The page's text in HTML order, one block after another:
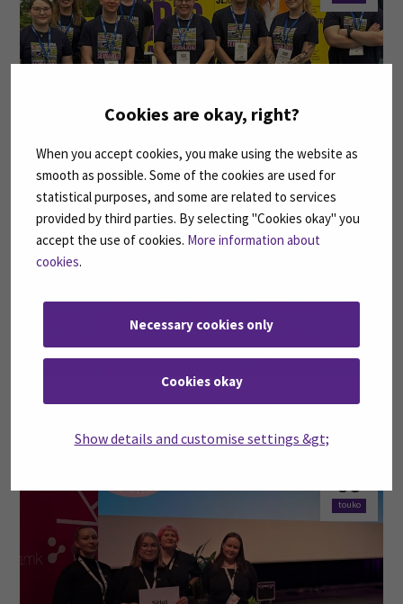
Cookies are okay, right?
When you accept cookies, you make using the website as
smooth as possible. Some of the cookies are used for
statistical purposes, and some are related to services
provided by third parties. By selecting "Cookies okay" you
accept the use of cookies. More information about
cookies.
Necessary cookies only
Cookies okay
Show details and customise settings &gt;
Restonomiopiskelijat Lakeus kokkaa 2024 -messuilla
21
Restonomiopiskelijoiden kokemuksia Erasmus Blended
03
touko